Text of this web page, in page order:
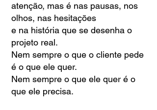
atenção, mas é nas pausas, nos
olhos, nas hesitações
e na história que se desenha o
projeto real.
Nem sempre o que o cliente pede
é o que ele quer.
Nem sempre o que ele quer é o
que ele precisa.